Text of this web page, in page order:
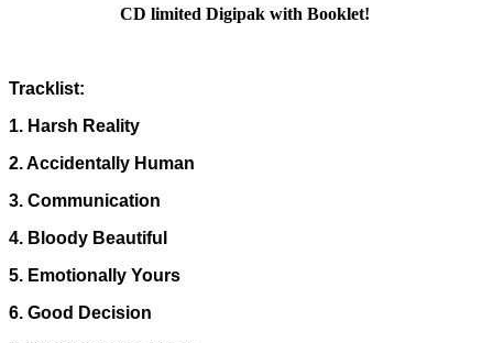
CD limited Digipak with Booklet!
Tracklist:
1. Harsh Reality
2. Accidentally Human
3. Communication
4. Bloody Beautiful
5. Emotionally Yours
6. Good Decision